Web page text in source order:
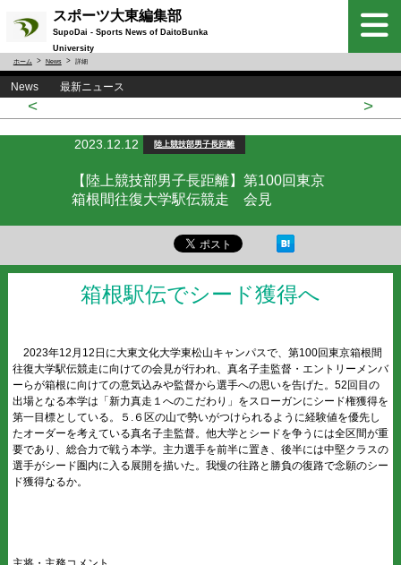
スポーツ大東編集部
SupoDai - Sports News of DaitoBunka
University
ホーム News 詳細
News 最新ニュース
< >
2023.12.12 陸上競技部男子長距離
【陸上競技部男子長距離】第100回東京
箱根間往復大学駅伝競走 会見
箱根駅伝でシード獲得へ
2023年12月12日に大東文化大学東松山キャンパスで、第100回東京箱根間
往復大学駅伝競走に向けての会見が行われ、真名子圭監督・エントリーメンバ
ーらが箱根に向けての意気込みや監督から選手への思いを告げた。52回目の
出場となる本学は「新力真走１へのこだわり」をスローガンにシード権獲得を
第一目標としている。５.６区の山で勢いがつけられるように経験値を優先し
たオーダーを考えている真名子圭監督。他大学とシードを争うには全区間が重
要であり、総合力で戦う本学。主力選手を前半に置き、後半には中堅クラスの
選手がシード圏内に入る展開を描いた。我慢の往路と勝負の復路で念願のシー
ド獲得なるか。